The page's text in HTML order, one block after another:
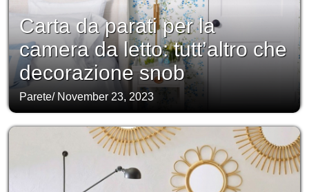
Carta da parati per la
camera da letto: tutt’altro che
decorazione snob
Parete/ November 23, 2023